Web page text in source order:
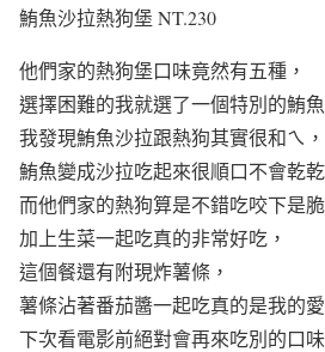
鮪魚沙拉熱狗堡 NT.230
他們家的熱狗堡口味竟然有五種，
選擇困難的我就選了一個特別的鮪
我發現鮪魚沙拉跟熱狗其實很和ㄟ，
鮪魚變成沙拉吃起來很順口不會乾乾
而他們家的熱狗算是不錯吃咬下是脆
加上生菜一起吃真的非常好吃，
這個餐還有附現炸薯條，
薯條沾著番茄醬一起吃真的是我的愛
下次看電影前絕對會再來吃別的口